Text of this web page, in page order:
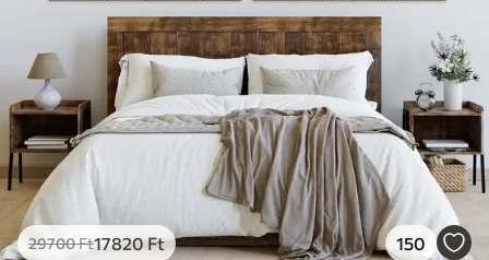
29700Ft17820Ft 150